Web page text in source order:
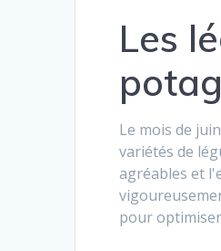
Les
Le mois de
variétés de
agréables et
pour